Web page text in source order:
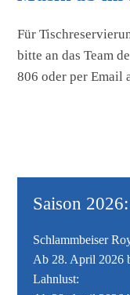
Für
bitte an das Team
806 oder per Email
Saison 2026:
Schlammbeiser
Ab 28. April 2026
Lahnlust: